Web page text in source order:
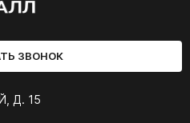
ЗВОНОК
Д. 15